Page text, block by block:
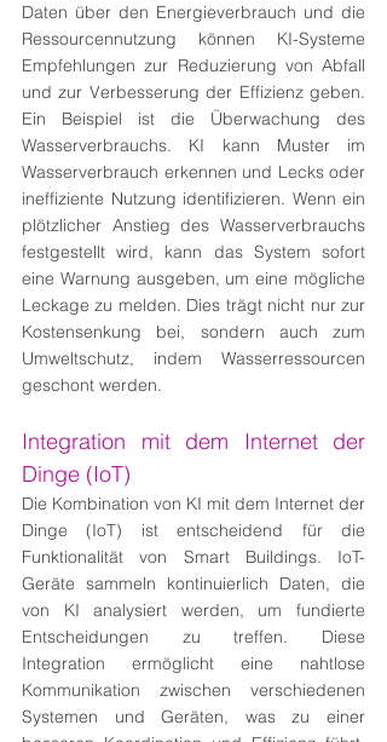
Daten über den Energieverbrauch und die
Ressourcennutzung können KI-Systeme
Empfehlungen zur Reduzierung von Abfall
und zur Verbesserung der Effizienz geben.
Ein Beispiel ist die Überwachung des
Wasserverbrauchs. KI kann Muster im
Wasserverbrauch erkennen und Lecks oder
ineffiziente Nutzung identifizieren. Wenn ein
plötzlicher Anstieg des Wasserverbrauchs
festgestellt wird, kann das System sofort
eine Warnung ausgeben, um eine mögliche
Leckage zu melden. Dies trägt nicht nur zur
Kostensenkung bei, sondern auch zum
Umweltschutz, indem Wasserressourcen
geschont werden.
Integration mit dem Internet der
Dinge (IoT)
Die Kombination von KI mit dem Internet der
Dinge (IoT) ist entscheidend für die
Funktionalität von Smart Buildings. IoT-
Geräte sammeln kontinuierlich Daten, die
von KI analysiert werden, um fundierte
Entscheidungen zu treffen. Diese
Integration ermöglicht eine nahtlose
Kommunikation zwischen verschiedenen
Systemen und Geräten, was zu einer